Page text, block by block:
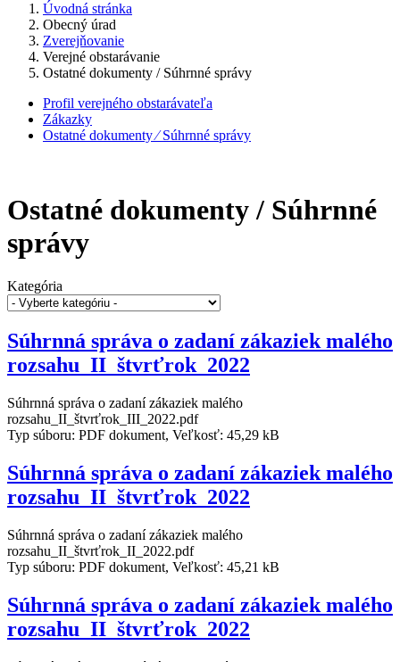
Úvodná stránka
Obecný úrad
Zverejňovanie
Verejné obstarávanie
Ostatné dokumenty / Súhrnné správy
Profil verejného obstarávateľa
Zákazky
Ostatné dokumenty ⁄ Súhrnné správy
Ostatné dokumenty / Súhrnné
správy
Kategória
Súhrnná správa o zadaní zákaziek malého
rozsahu_II_štvrťrok_2022
Súhrnná správa o zadaní zákaziek malého
rozsahu_II_štvrťrok_III_2022.pdf
Typ súboru: PDF dokument, Veľkosť: 45,29 kB
Súhrnná správa o zadaní zákaziek malého
rozsahu_II_štvrťrok_2022
Súhrnná správa o zadaní zákaziek malého
rozsahu_II_štvrťrok_II_2022.pdf
Typ súboru: PDF dokument, Veľkosť: 45,21 kB
Súhrnná správa o zadaní zákaziek malého
rozsahu_II_štvrťrok_2022